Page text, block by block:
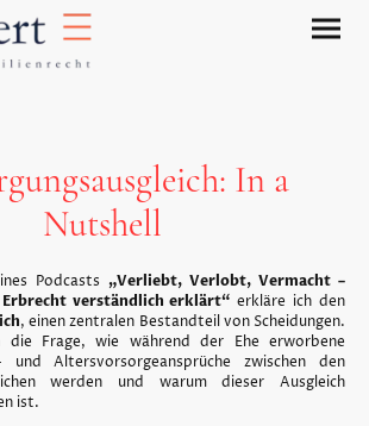
In a
Nutshell
Podcasts „Verliebt, Verlobt, Vermacht –
verständlich erklärt“ erkläre ich den
, einen zentralen Bestandteil von Scheidungen.
Frage, wie während der Ehe erworbene
und Altersvorsorgeansprüche zwischen den
werden und warum dieser Ausgleich
ist.